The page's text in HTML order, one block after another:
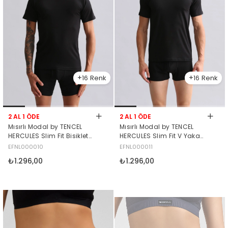
16
2 AL 1 ÖDE
Mısırlı Modal by TENCEL
HERCULES Slim Fit Bisiklet
Yaka Fanila / T-Shirt Siyah
EFNL000010
₺1.296,00
16
2 AL 1 ÖDE
Mısırlı Modal by TENCEL
HERCULES Slim Fit V Yaka
Fanila / T-Shirt Siyah
EFNL000011
₺1.296,00